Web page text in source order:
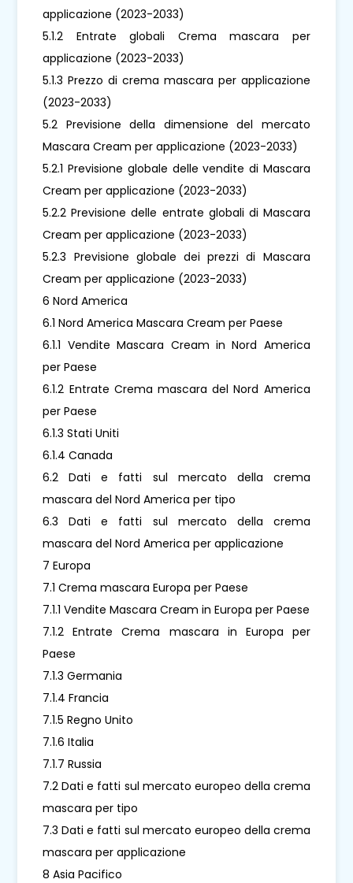
applicazione (2023-2033)
5.1.2 Entrate globali Crema mascara per
applicazione (2023-2033)
5.1.3 Prezzo di crema mascara per applicazione
(2023-2033)
5.2 Previsione della dimensione del mercato
Mascara Cream per applicazione (2023-2033)
5.2.1 Previsione globale delle vendite di Mascara
Cream per applicazione (2023-2033)
5.2.2 Previsione delle entrate globali di Mascara
Cream per applicazione (2023-2033)
5.2.3 Previsione globale dei prezzi di Mascara
Cream per applicazione (2023-2033)
6 Nord America
6.1 Nord America Mascara Cream per Paese
6.1.1 Vendite Mascara Cream in Nord America
per Paese
6.1.2 Entrate Crema mascara del Nord America
per Paese
6.1.3 Stati Uniti
6.1.4 Canada
6.2 Dati e fatti sul mercato della crema
mascara del Nord America per tipo
6.3 Dati e fatti sul mercato della crema
mascara del Nord America per applicazione
7 Europa
7.1 Crema mascara Europa per Paese
7.1.1 Vendite Mascara Cream in Europa per Paese
7.1.2 Entrate Crema mascara in Europa per
Paese
7.1.3 Germania
7.1.4 Francia
7.1.5 Regno Unito
7.1.6 Italia
7.1.7 Russia
7.2 Dati e fatti sul mercato europeo della crema
mascara per tipo
7.3 Dati e fatti sul mercato europeo della crema
mascara per applicazione
8 Asia Pacifico